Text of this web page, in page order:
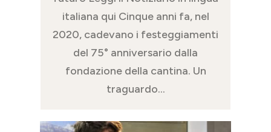
italiana qui Cinque anni fa, nel
2020, cadevano i festeggiamenti
del 75° anniversario dalla
fondazione della cantina. Un
traguardo...